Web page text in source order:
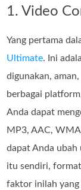
1. Video
Yang pertama
Ultimate. Ini
digunakan,
berbagai
Anda dapat
MP3, AAC,
dapat Anda ubah
itu sendiri,
faktor inilah yang